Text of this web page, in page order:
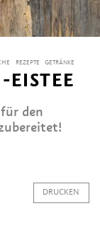
REZEPTE GETRÄNKE
EISTEE
den
DRUCKEN